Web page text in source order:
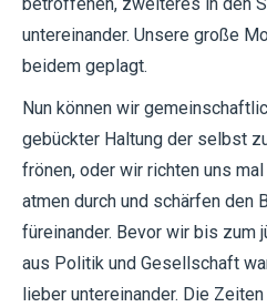
untereinander. Unsere große
beidem geplagt.
Nun können wir
gebückter Haltung der selbst
frönen, oder wir richten uns
atmen durch und schärfen den
füreinander. Bevor wir bis zum
aus Politik und Gesellschaft
lieber untereinander. Die